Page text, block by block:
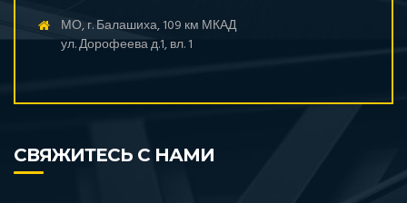
МО, г. Балашиха, 109 км МКАД
ул. Дорофеева д.1, вл. 1
СВЯЖИТЕСЬ С НАМИ